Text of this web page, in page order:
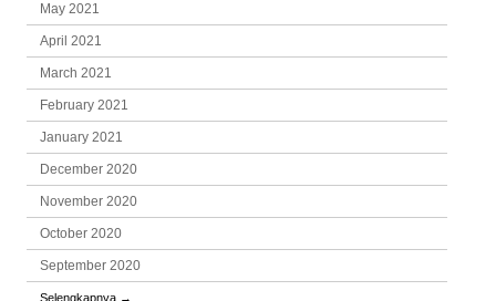
May 2021
April 2021
March 2021
February 2021
January 2021
December 2020
November 2020
October 2020
September 2020
Selengkapnya →